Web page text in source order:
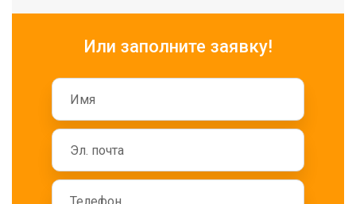
Или заполните заявку!